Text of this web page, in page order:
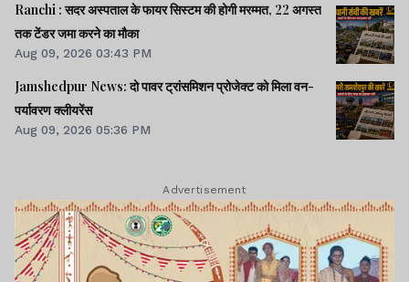
Ranchi : सदर अस्पताल के फायर सिस्टम की होगी मरम्मत, 22 अगस्त
तक टेंडर जमा करने का मौका
Aug 09, 2026 03:43 PM
Jamshedpur News: दो पावर ट्रांसमिशन प्रोजेक्ट को मिला वन-
पर्यावरण क्लीयरेंस
Aug 09, 2026 05:36 PM
Advertisement